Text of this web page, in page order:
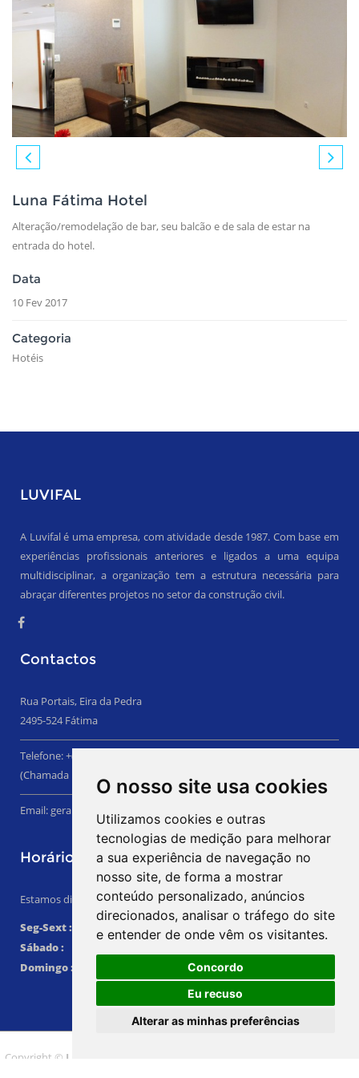
O nosso site usa cookies
Utilizamos cookies e outras
tecnologias de medição para melhorar
a sua experiência de navegação no
nosso site, de forma a mostrar
conteúdo personalizado, anúncios
direcionados, analisar o tráfego do site
e entender de onde vêm os visitantes.
Concordo
Eu recuso
Alterar as minhas preferências
Luna Fátima Hotel
Alteração/remodelação de bar, seu balcão e de sala de estar na
entrada do hotel.
Data
10 Fev 2017
Categoria
Hotéis
LUVIFAL
A Luvifal é uma empresa, com atividade desde 1987. Com base em
experiências profissionais anteriores e ligados a uma equipa
multidisciplinar, a organização tem a estrutura necessária para
abraçar diferentes projetos no setor da construção civil.
Contactos
Rua Portais, Eira da Pedra
2495-524 Fátima
Telefone: +(351) 249 532 815
(Chamada para a rede fixa nacional)
Email: geral@luvifal.pt
Horário
Estamos disponíveis nos seguintes horários:
Seg-Sext :
09h00 - 18h00
Sábado :
Domingo :
Copyright © Luvifal - Sociedade de Construções, Lda